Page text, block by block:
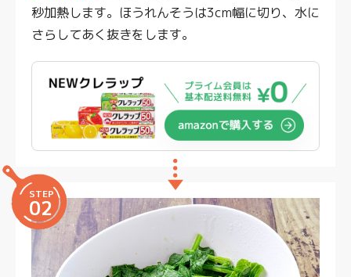
秒加熱します。ほうれんそうは3cm幅に切り、水に
さらしてあく抜きをします。
STEP
02